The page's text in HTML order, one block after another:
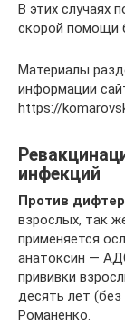
В этих случаях
скорой помощи
Материалы
информации
https://
инфекций
Против
взрослых, так
применяется
анатоксин —
прививки
десять лет (без
Романенко.